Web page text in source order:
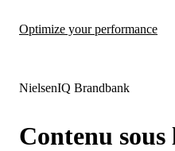
Optimize your performance
NielsenIQ Brandbank
Contenu sous